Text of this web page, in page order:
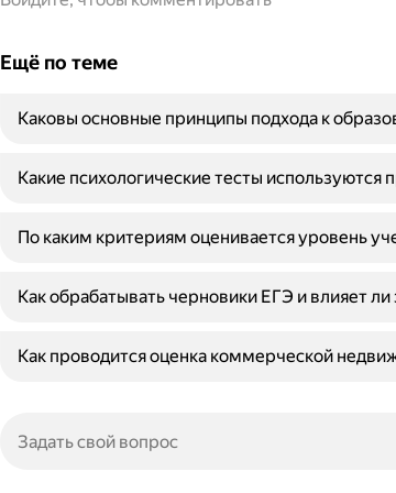
Ещё по теме
Каковы основные принципы подхода к
Какие психологические тесты используются
По каким критериям оценивается уровень
Как обрабатывать черновики ЕГЭ и влияет ли
Как проводится оценка коммерческой